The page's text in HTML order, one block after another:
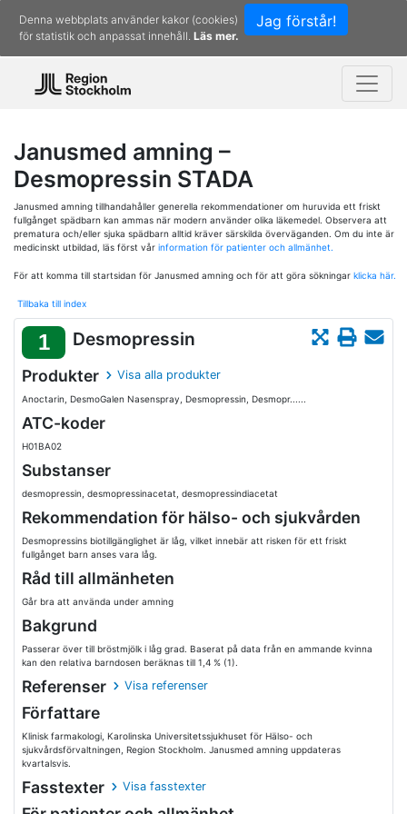
Jag förstår!
Denna webbplats använder kakor (cookies)
för statistik och anpassat innehåll. Läs mer.
Janusmed amning –
Desmopressin STADA
Janusmed amning tillhandahåller generella rekommendationer om huruvida ett friskt
fullgånget spädbarn kan ammas när modern använder olika läkemedel. Observera att
prematura och/eller sjuka spädbarn alltid kräver särskilda överväganden. Om du inte är
medicinskt utbildad, läs först vår information för patienter och allmänhet.
För att komma till startsidan för Janusmed amning och för att göra sökningar klicka här.
Tillbaka till index
1 Desmopressin
Produkter Visa alla produkter
Anoctarin, DesmoGalen Nasenspray, Desmopressin, Desmopr......
ATC-koder
H01BA02
Substanser
desmopressin, desmopressinacetat, desmopressindiacetat
Rekommendation för hälso- och sjukvården
Desmopressins biotillgänglighet är låg, vilket innebär att risken för ett friskt
fullgånget barn anses vara låg.
Råd till allmänheten
Går bra att använda under amning
Bakgrund
Passerar över till bröstmjölk i låg grad. Baserat på data från en ammande kvinna
kan den relativa barndosen beräknas till 1,4 % (1).
Referenser Visa referenser
Författare
Klinisk farmakologi, Karolinska Universitetssjukhuset för Hälso- och
sjukvårdsförvaltningen, Region Stockholm. Janusmed amning uppdateras
kvartalsvis.
Fasstexter Visa fasstexter